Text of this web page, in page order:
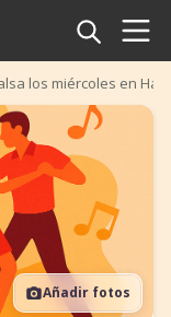
los miércoles en Hay
Añadir fotos